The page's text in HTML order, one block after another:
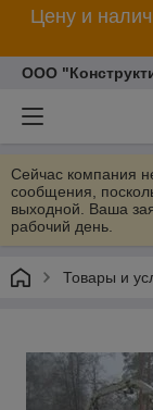
Цену и
ООО
Сейчас компания
сообщения,
выходной. Ваша
рабочий день.
Товары и